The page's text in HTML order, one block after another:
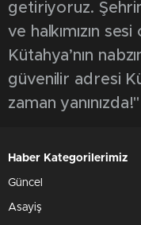
getiriyoruz.
ve halkımızın
Kütahya’nın
güvenilir adresi
zaman yanınızda!"
Haber Kategorilerimiz
Güncel
Asayiş